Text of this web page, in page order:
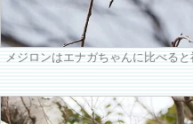
メジロンはエナガちゃんに比べると